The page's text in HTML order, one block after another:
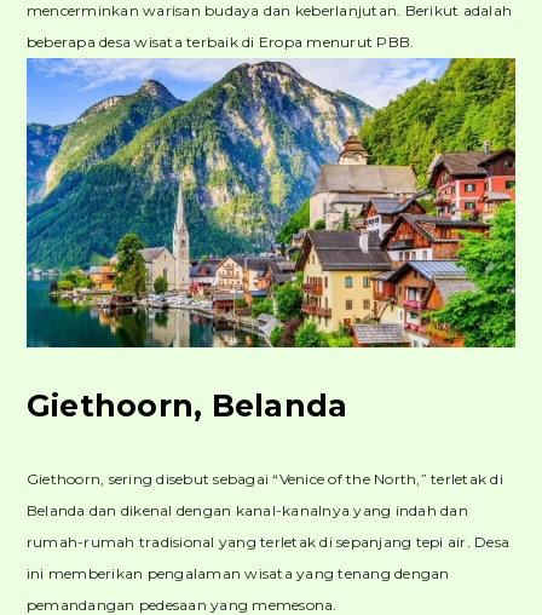
mencerminkan warisan budaya dan keberlanjutan. Berikut adalah
beberapa desa wisata terbaik di Eropa menurut PBB.
Giethoorn, Belanda
Giethoorn, sering disebut sebagai “Venice of the North,” terletak di
Belanda dan dikenal dengan kanal-kanalnya yang indah dan
rumah-rumah tradisional yang terletak di sepanjang tepi air. Desa
ini memberikan pengalaman wisata yang tenang dengan
pemandangan pedesaan yang memesona.